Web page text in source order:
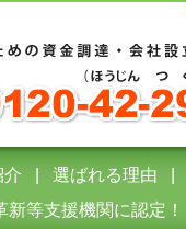
介 選ばれる理由
新等支援機関に認定！